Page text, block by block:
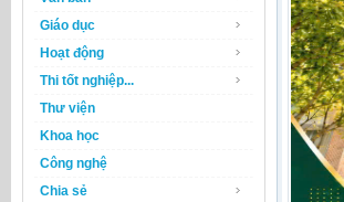
Giáo dục
Hoạt động
Thi tốt nghiệp...
Thư viện
Khoa học
Công nghệ
Chia sẻ